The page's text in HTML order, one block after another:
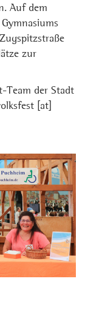
Auf dem
zur
Team der Stadt
[at]